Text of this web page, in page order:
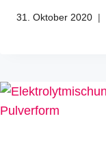
31. Oktober 2020